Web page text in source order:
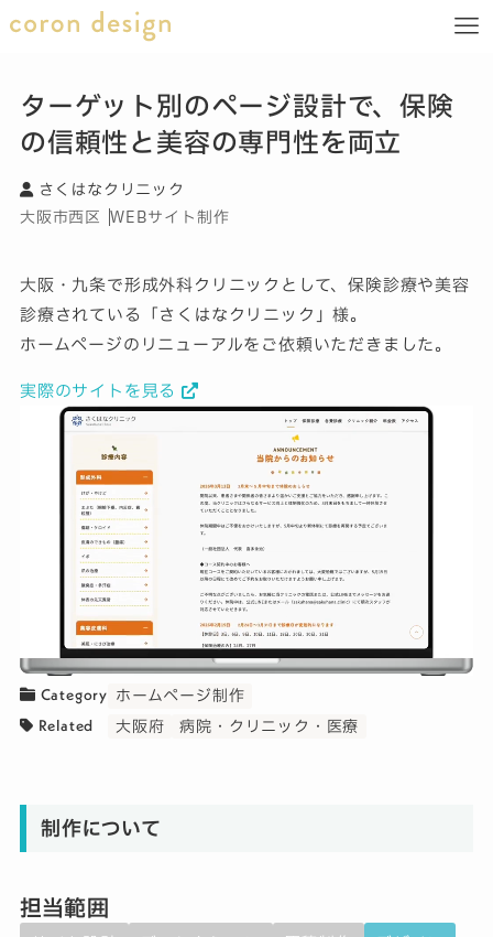
ターゲット別のページ設計で、保険
の信頼性と美容の専門性を両立
さくはなクリニック
大阪市西区
WEBサイト制作
大阪・九条で形成外科クリニックとして、保険診療や美容
診療されている「さくはなクリニック」様。
ホームページのリニューアルをご依頼いただきました。
実際のサイトを見る
Category ホームページ制作
Related 大阪府 病院・クリニック・医療
制作について
担当範囲